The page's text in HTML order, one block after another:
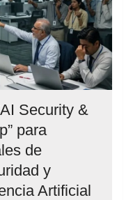
Security &
para
de
y
Artificial